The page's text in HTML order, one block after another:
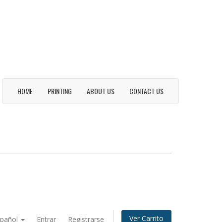
HOME PRINTING ABOUT US CONTACT US
Entrar Registrarse Ver Carrito